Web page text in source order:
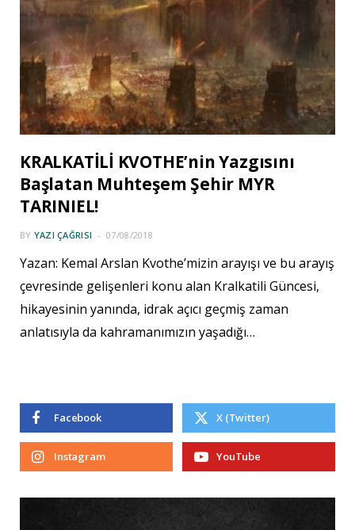
KRALKATİLİ KVOTHE’nin Yazgısını
Başlatan Muhteşem Şehir MYR
TARINIEL!
BY YAZI ÇAĞRISI 07/08/2018
Yazan: Kemal Arslan Kvothe’mizin arayışı ve bu arayış
çevresinde gelişenleri konu alan Kralkatili Güncesi,
hikayesinin yanında, idrak açıcı geçmiş zaman
anlatısıyla da kahramanımızın yaşadığı…
Facebook X (Twitter)
Instagram YouTube